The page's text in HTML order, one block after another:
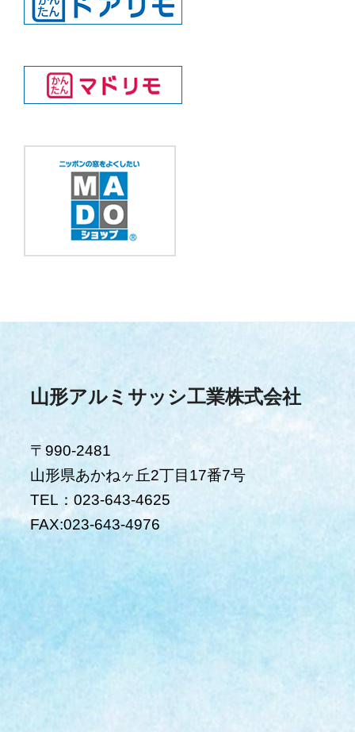
山形アルミサッシ工業株式会社
〒990-2481
山形県あかねヶ丘2丁目17番7号
TEL：023-643-4625
FAX:023-643-4976